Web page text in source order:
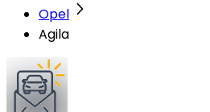
Opel
Agila